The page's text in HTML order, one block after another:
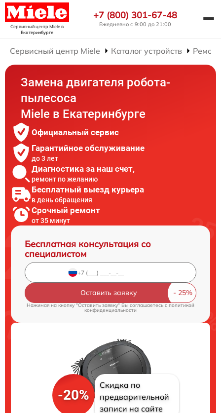
Сервисный центр Mieleв
Екатеринбурге
+7 (800) 301-67-48
Ежедневно с 9:00 до 21:00
Сервисный центр Miele Каталог устройств
Замена двигателя робота-
пылесоса
Miele в Екатеринбурге
Официальный сервис
Гарантийное обслуживание
до 3 лет
Диагностика за наш счет,
ремонт по желанию
Бесплатный выезд курьера
в день обращения
Срочный ремонт
от 35 минут
Бесплатная консультация со
специалистом
Оставить заявку
Нажимая на кнопку "Оставить заявку" Вы соглашаетесь cполитикой
конфиденциальности
-20%
Скидка по
предварительной
записи на сайте